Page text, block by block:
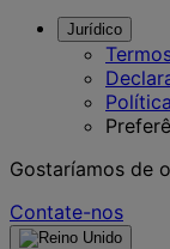
Jurídico
Gostaríamos de
Contate-nos